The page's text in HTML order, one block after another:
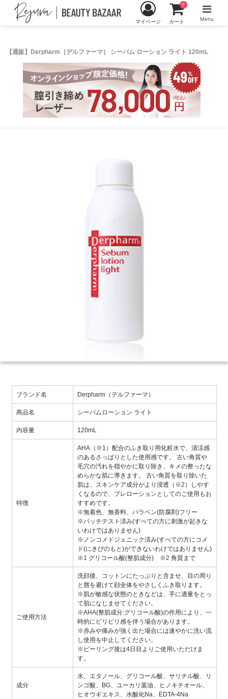
【通販】Derpharm［デルファーマ］ シーバム ローション ライト 120mL
マイページ カート
0
Menu
ブランド名 Derpharm（デルファーマ）
商品名 シーバムローション ライト
内容量 120mL
特徴
AHA（※1）配合のふき取り用化粧水で、清涼感
のあるさっぱりとした使用感です。 古い角質や
毛穴の汚れを穏やかに取り除き、キメの整ったな
めらかな肌に導きます。 古い角質を取り除いた
肌は、スキンケア成分がより浸透（※2）しやす
くなるので、プレローションとしてのご使用もお
すすめです。
※無着色、無香料、パラベン(防腐剤)フリー
※パッチテスト済み(すべての方に刺激が起きな
いわけではありません)
※ノンコメドジェニック済み(すべての方にコメ
ド(にきびのもと)ができないわけではありません)
※1 グリコール酸(整肌成分) ※2 角質まで
ご使用方法
洗顔後、コットンにたっぷりと含ませ、目の周り
と唇を避けて顔全体をやさしくふき取ります。
※肌が敏感な状態のときなどは、手に適量をとっ
て肌になじませてください。
※AHA(整肌成分:グリコール酸)の作用により、一
時的にピリピリ感を伴う場合があります。
※赤みや痛みが強く出た場合には速やかに洗い流
し使用を中止してください。
※ピーリング後は4日目よりご使用いただけま
す。
成分
水、エタノール、グリコール酸、サリチル酸、リ
ンゴ酸、BG、ユーカリ葉油、ヒノキチオール、
ヒオウギエキス、水酸化Na、EDTA-4Na